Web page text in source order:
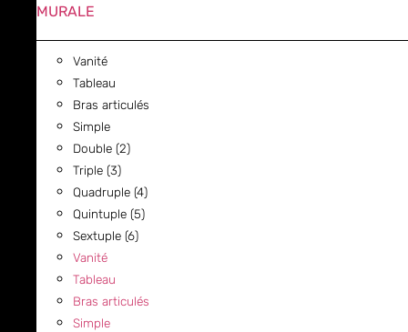
MURALE
Vanité
Tableau
Bras articulés
Simple
Double (2)
Triple (3)
Quadruple (4)
Quintuple (5)
Sextuple (6)
Vanité
Tableau
Bras articulés
Simple